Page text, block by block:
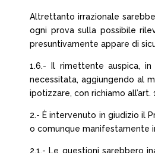
Altrettanto irrazionale
ogni prova sulla possibile
presuntivamente appare di
1.6.- Il rimettente auspica,
necessitata, aggiungendo al
ipotizzare, con richiamo all’art.
2.- È intervenuto in giudizio il
o comunque manifestamente
2.1.- Le questioni sarebbero